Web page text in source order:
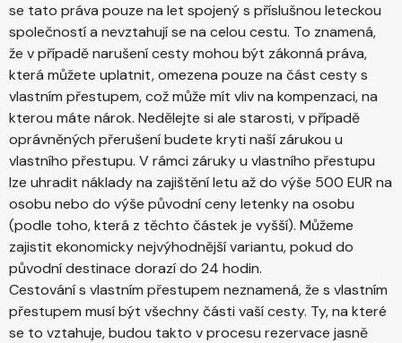
se tato práva pouze na let spojený s příslušnou leteckou
společností a nevztahují se na celou cestu. To znamená,
že v případě narušení cesty mohou být zákonná práva,
která můžete uplatnit, omezena pouze na část cesty s
vlastním přestupem, což může mít vliv na kompenzaci, na
kterou máte nárok. Nedělejte si ale starosti, v případě
oprávněných přerušení budete kryti naší zárukou u
vlastního přestupu. V rámci záruky u vlastního přestupu
lze uhradit náklady na zajištění letu až do výše 500 EUR na
osobu nebo do výše původní ceny letenky na osobu
(podle toho, která z těchto částek je vyšší). Můžeme
zajistit ekonomicky nejvýhodnější variantu, pokud do
původní destinace dorazí do 24 hodin.
Cestování s vlastním přestupem neznamená, že s vlastním
přestupem musí být všechny části vaší cesty. Ty, na které
se to vztahuje, budou takto v procesu rezervace jasně